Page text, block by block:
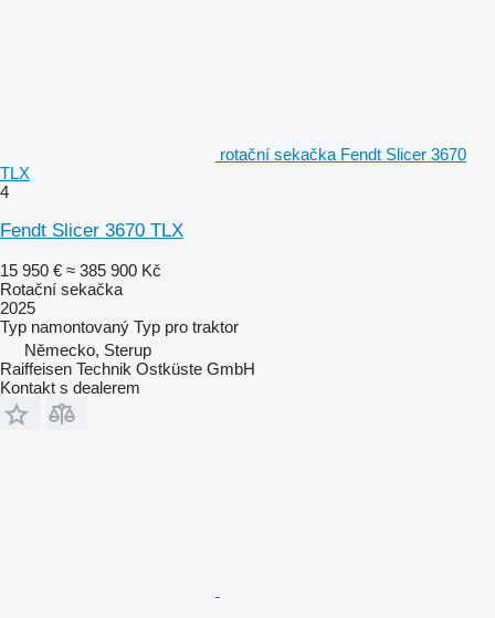
rotační sekačka Fendt Slicer 3670
TLX
4
Fendt Slicer 3670 TLX
15 950 € ≈ 385 900 Kč
Rotační sekačka
2025
Typ namontovaný Typ pro traktor
Německo, Sterup
Raiffeisen Technik Ostküste GmbH
Kontakt s dealerem